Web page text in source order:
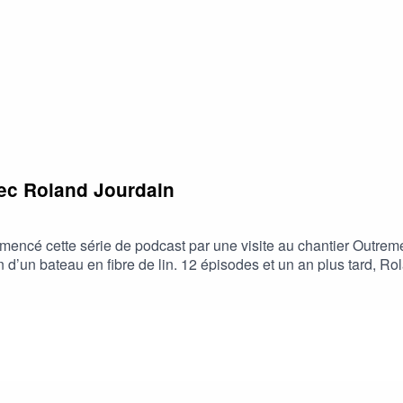
Roland Jourdain
cette série de podcast par une visite au chantier
bateau en fibre de lin. 12 épisodes et un an plus tard,
était surtout bel et bien réel. Le 9 novembre 2022, Bilou
en fibre de lin We Explore. Après 16 jours de mer, Bilou
nous rencontrerons des skippers et les partenaires qui